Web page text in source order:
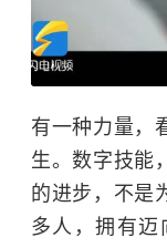
有一种力量，
生。数字技能
的进步，不是
多人，拥有迈